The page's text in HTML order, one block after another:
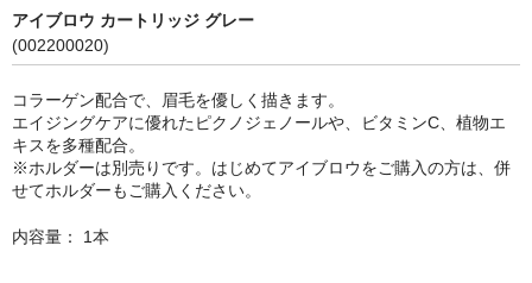
ボディ関連
アイブロウ カートリッジ グレー
(002200020)
コラーゲン配合で、眉毛を優しく描きます。
エイジングケアに優れたピクノジェノールや、ビタミンC、植物エ
キスを多種配合。
※ホルダーは別売りです。はじめてアイブロウをご購入の方は、併
せてホルダーもご購入ください。
内容量： 1本